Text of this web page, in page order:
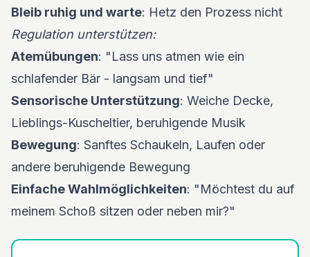
Bleib ruhig und warte: Hetz den Prozess nicht
Regulation unterstützen:
Atemübungen: "Lass uns atmen wie ein
schlafender Bär - langsam und tief"
Sensorische Unterstützung: Weiche Decke,
Lieblings-Kuscheltier, beruhigende Musik
Bewegung: Sanftes Schaukeln, Laufen oder
andere beruhigende Bewegung
Einfache Wahlmöglichkeiten: "Möchtest du auf
meinem Schoß sitzen oder neben mir?"